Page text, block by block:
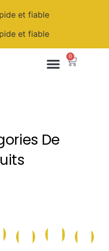
et fiable
et fiable
0
De
Epicerie
Sucrée
Maison
et
Cave
Italienneet